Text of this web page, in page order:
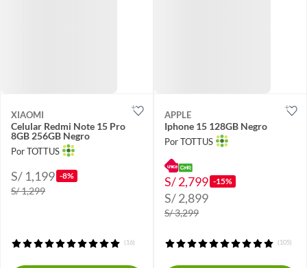
XIAOMI
Celular Redmi Note 15 Pro
8GB 256GB Negro
Por TOTTUS
S/ 1,199 -8%
S/ 1,299
(16)
APPLE
Iphone 15 128GB Negro
Por TOTTUS
S/ 2,799 -15%
S/ 2,899
S/ 3,299
(105)